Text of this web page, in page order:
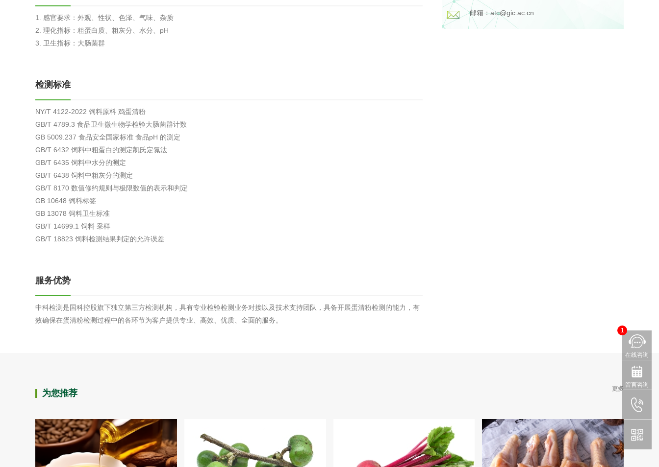
摄影测量与遥感 更多
1. 感官要求：外观、性状、色泽、气味、杂质
2. 理化指标：粗蛋白质、粗灰分、水分、pH
3. 卫生指标：大肠菌群
检测标准
NY/T 4122-2022 饲料原料 鸡蛋清粉
GB/T 4789.3 食品卫生微生物学检验大肠菌群计数
GB 5009.237 食品安全国家标准 食品pH 的测定
GB/T 6432 饲料中粗蛋白的测定凯氏定氮法
GB/T 6435 饲料中水分的测定
GB/T 6438 饲料中粗灰分的测定
GB/T 8170 数值修约规则与极限数值的表示和判定
GB 10648 饲料标签
GB 13078 饲料卫生标准
GB/T 14699.1 饲料 采样
GB/T 18823 饲料检测结果判定的允许误差
服务优势
中科检测是国科控股旗下独立第三方检测机构，具有专业检验检测业务对接以及技术支持团队，具备开展蛋清粉检测的能力，有
效确保在蛋清粉检测过程中的各环节为客户提供专业、高效、优质、全面的服务。
邮箱：atc@gic.ac.cn
为您推荐 更多
在线咨询
1
留言咨询